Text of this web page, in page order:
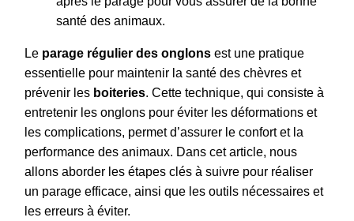
santé des animaux.
Le parage régulier des onglons est une pratique
essentielle pour maintenir la santé des chèvres et
prévenir les boiteries. Cette technique, qui consiste à
entretenir les onglons pour éviter les déformations et
les complications, permet d’assurer le confort et la
performance des animaux. Dans cet article, nous
allons aborder les étapes clés à suivre pour réaliser
un parage efficace, ainsi que les outils nécessaires et
les erreurs à éviter.